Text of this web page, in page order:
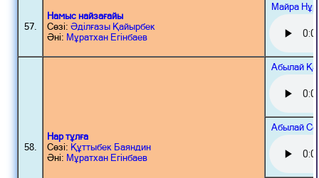
57.
Намыс найзағайы
Сөзі: Әділғазы Қайырбек
Әні: Мұратхан Егінбаев
Майра
58.
Нар тұлға
Сөзі: Құттыбек Баяндин
Әні: Мұратхан Егінбаев
Абылай
Абылай